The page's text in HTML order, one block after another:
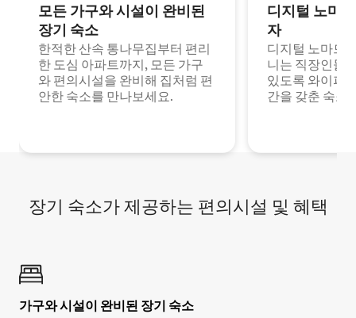
모든 가구와 시설이 완비된
장기 숙소
한적한 산속 통나무집부터 편리
한 도심 아파트까지, 모든 가구
와 편의시설을 완비해 집처럼 편
안한 숙소를 만나보세요.
디지털 노마
자
디지털 노마드
니는 직장인들
있도록 와이파
간을 갖춘 숙소
장기 숙소가 제공하는 편의시설 및 혜택
가구와 시설이 완비된 장기 숙소